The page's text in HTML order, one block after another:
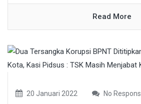
Read More
20 Januari 2022 No